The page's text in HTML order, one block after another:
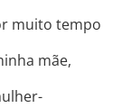
muito tempo
mãe,